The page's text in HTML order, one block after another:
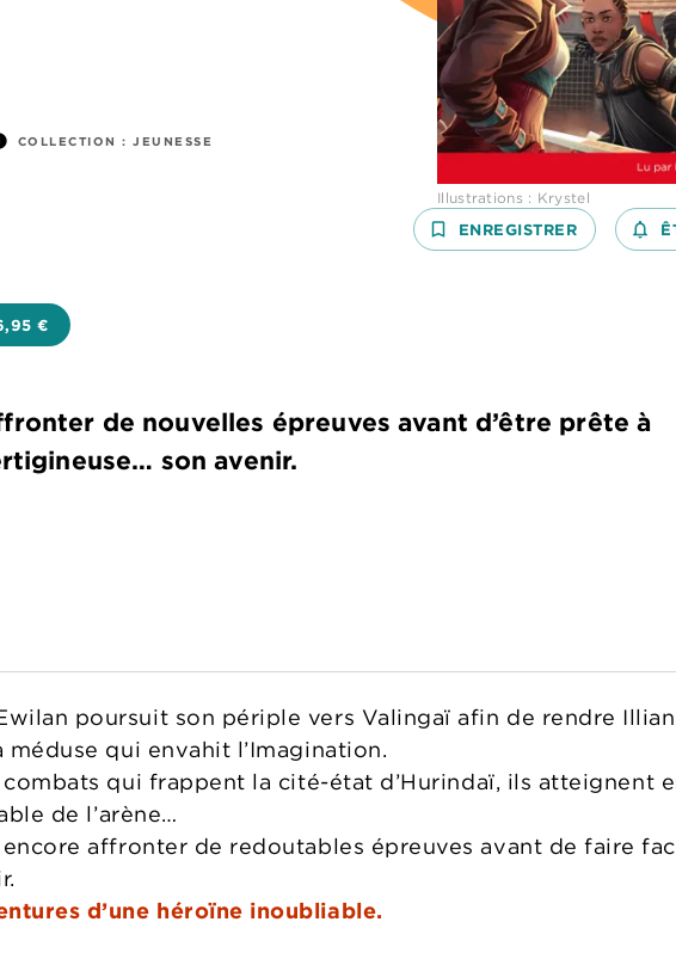
COLLECTION : JEUNESSE
€
Illustrations : Krystel
bookmark_border ENREGISTRER
de nouvelles épreuves avant d’être prête à
son avenir.
poursuit son périple vers Valingaï afin de rendre
qui envahit l’Imagination.
qui frappent la cité-état d’Hurindaï, ils atteignent
de l’arène…
affronter de redoutables épreuves avant de faire
d’une héroïne inoubliable.